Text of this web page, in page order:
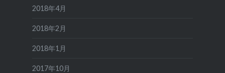
2018年4月
2018年2月
2018年1月
2017年10月